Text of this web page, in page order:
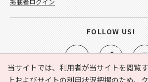
当サイトでは、利用者が当サイトを閲覧
上およびサイトの利用状況把握のため、
FOLLOW US!